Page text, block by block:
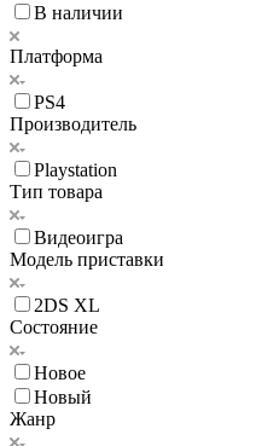
В наличии
Платформа
PS4
Производитель
Playstation
Тип товара
Видеоигра
Модель приставки
2DS XL
Состояние
Новое
Новый
Жанр